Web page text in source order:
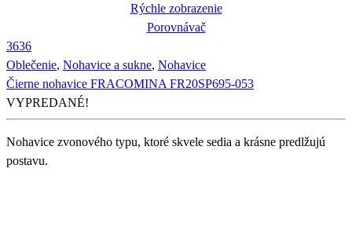
Rýchle zobrazenie
Porovnávač
3636
Oblečenie, Nohavice a sukne, Nohavice
Čierne nohavice FRACOMINA FR20SP695-053
VYPREDANÉ!
Nohavice zvonového typu, ktoré skvele sedia a krásne predlžujú
postavu.